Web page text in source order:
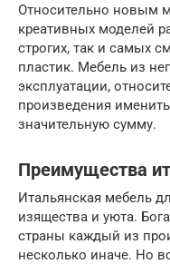
Относительно новым
креативных моделей
строгих, так и самых
пластик. Мебель из
эксплуатации,
произведения
значительную сумму.
Преимущества
Итальянская мебель
изящества и уюта.
страны каждый из
несколько иначе. Но